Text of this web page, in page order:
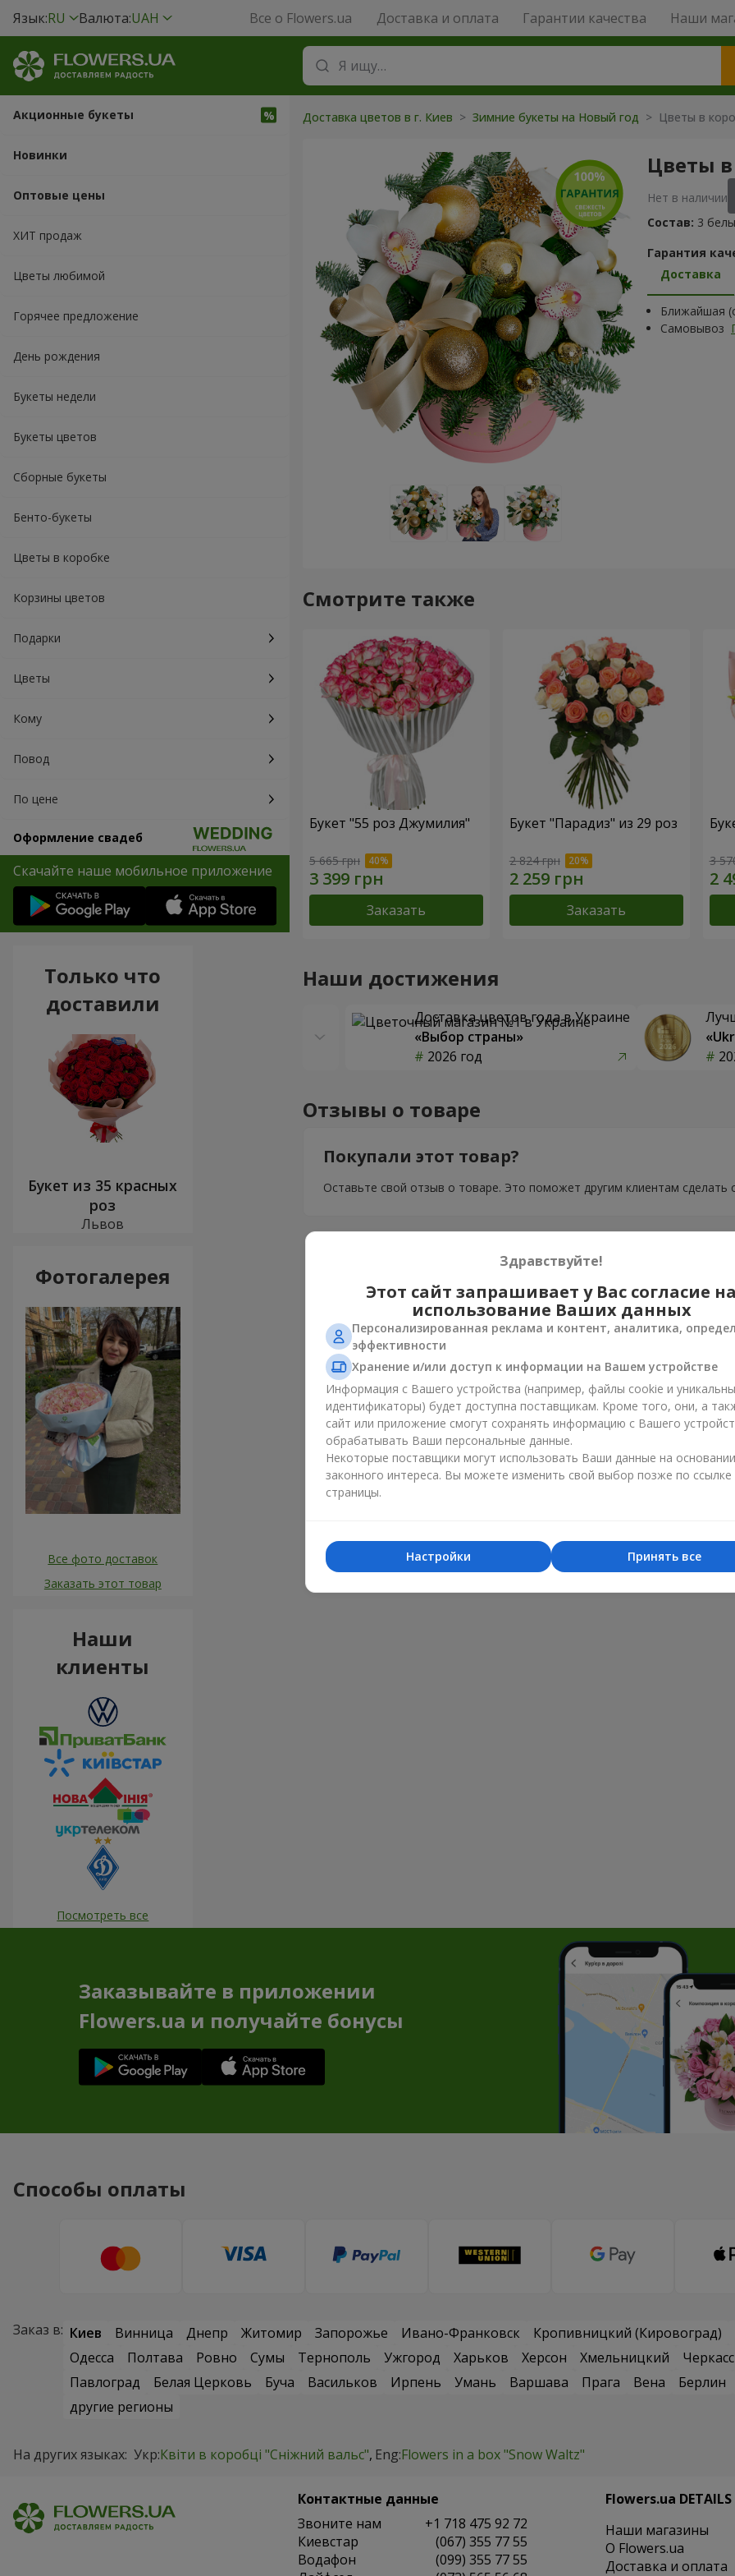
Язык:RU Валюта:UAH Все о Flowers.ua Доставка и оплата Гарантии качества Наши
Акционные букеты
Новинки
Оптовые цены
ХИТ продаж
Цветы любимой
Горячее предложение
День рождения
Букеты недели
Букеты цветов
Сборные букеты
Бенто-букеты
Цветы в коробке
Корзины цветов
Подарки
Цветы
Кому
Повод
По цене
Оформление свадеб
Скачайте наше мобильное приложение
Доставка цветов в г. Киев > Зимние букеты на Новый год > Цветы в
Цветы
Нет в наличии
Состав: 3
Гарантия
Доставка
Ближайшая
Самовывоз
Смотрите также
Букет "55 роз Джумилия"
5 665 грн
Заказать
Букет "Парадиз" из 29 роз
2 824 грн
Заказать
3
Наши достижения
Доставка цветов года в Украине
«Выбор страны»
2026 год
Отзывы о товаре
Покупали этот товар?
Оставьте свой отзыв о товаре. Это поможет другим клиентам сделать
Только что
доставили
Букет из 35 красных
роз
Львов
Фотогалерея
Все фото доставок
Заказать этот товар
Наши
клиенты
Посмотреть все
Заказывайте в приложении
Flowers.ua и получайте бонусы
Способы оплаты
Заказ в: Киев Винница Днепр Житомир Запорожье Ивано-Франковск Кропивницкий (Кировоград)
Одесса
Полтава Ровно Сумы Тернополь Ужгород Харьков Херсон Хмельницкий
Павлоград
Белая Церковь Буча Васильков Ирпень Умань Варшава Прага Вена Берлин
другие регионы
На других языках: Укр:Квіти в коробці "Сніжний вальс" Eng:Flowers in a box "Snow Waltz"
Контактные данные
Звоните нам
+1 718 475 92 72
Киевстар
(067) 355 77 55
Водафон
(099) 355 77 55
Flowers.ua DETAILS
Наши магазины
O Flowers.ua
Доставка и оплата
Здравствуйте!
Этот сайт запрашивает у Вас согласие на
использование Ваших данных
Персонализированная реклама и контент, аналитика,
эффективности
Хранение и/или доступ к информации на Вашем устройстве
Информация с Вашего устройства (например, файлы cookie и
идентификаторы) будет доступна поставщикам. Кроме того, они, а
сайт или приложение смогут сохранять информацию с Вашего
обрабатывать Ваши персональные данные.
Некоторые поставщики могут использовать Ваши данные на основании
законного интереса. Вы можете изменить свой выбор позже по ссылке
страницы.
Принять все
Настройки